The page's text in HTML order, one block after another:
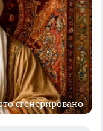
сгенерировано